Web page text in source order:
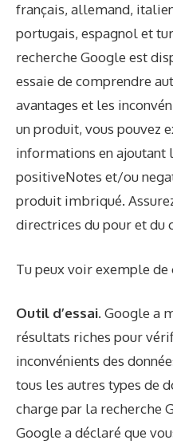
français, allemand,
portugais, espagnol et
recherche Google est
essaie de comprendre
avantages et les
un produit, vous pouvez
informations en ajoutant
positiveNotes et/ou
produit imbriqué.
directrices du pour et du
Tu peux voirexemple de
Outil d’essai. Google a
résultats riches pour
inconvénients des
tous les autres types de
charge par la recherche
Google a déclaré que